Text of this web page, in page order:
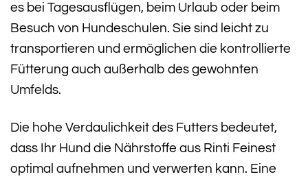
es bei Tagesausflügen, beim Urlaub oder beim
Besuch von Hundeschulen. Sie sind leicht zu
transportieren und ermöglichen die kontrollierte
Fütterung auch außerhalb des gewohnten
Umfelds.
Die hohe Verdaulichkeit des Futters bedeutet,
dass Ihr Hund die Nährstoffe aus Rinti Feinest
optimal aufnehmen und verwerten kann. Eine